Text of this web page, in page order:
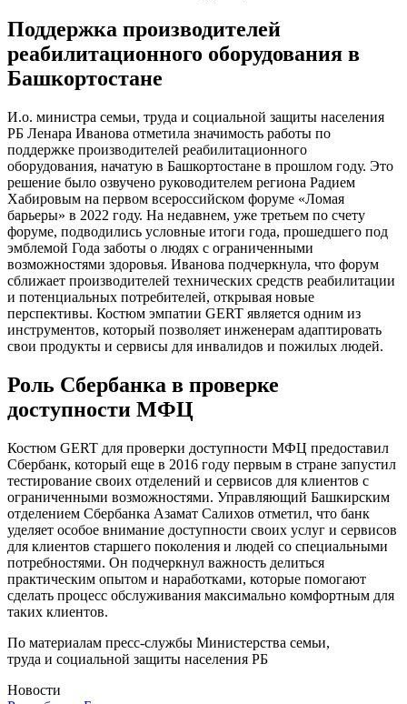
Поддержка производителей
реабилитационного оборудования в
Башкортостане
И.о. министра семьи, труда и социальной защиты населения
РБ Ленара Иванова отметила значимость работы по
поддержке производителей реабилитационного
оборудования, начатую в Башкортостане в прошлом году. Это
решение было озвучено руководителем региона Радием
Хабировым на первом всероссийском форуме «Ломая
барьеры» в 2022 году. На недавнем, уже третьем по счету
форуме, подводились условные итоги года, прошедшего под
эмблемой Года заботы о людях с ограниченными
возможностями здоровья. Иванова подчеркнула, что форум
сближает производителей технических средств реабилитации
и потенциальных потребителей, открывая новые
перспективы. Костюм эмпатии GERT является одним из
инструментов, который позволяет инженерам адаптировать
свои продукты и сервисы для инвалидов и пожилых людей.
Роль Сбербанка в проверке
доступности МФЦ
Костюм GERT для проверки доступности МФЦ предоставил
Сбербанк, который еще в 2016 году первым в стране запустил
тестирование своих отделений и сервисов для клиентов с
ограниченными возможностями. Управляющий Башкирским
отделением Сбербанка Азамат Салихов отметил, что банк
уделяет особое внимание доступности своих услуг и сервисов
для клиентов старшего поколения и людей со специальными
потребностями. Он подчеркнул важность делиться
практическим опытом и наработками, которые помогают
сделать процесс обслуживания максимально комфортным для
таких клиентов.
По материалам пресс-службы Министерства семьи,
труда и социальной защиты населения РБ
Новости